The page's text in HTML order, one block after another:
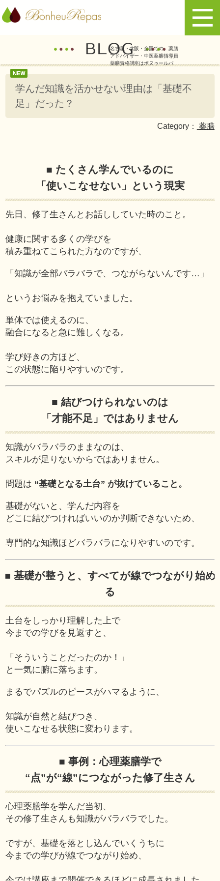
名古屋・大阪・全国での、薬膳
アドバイザー・中医薬膳指導員
薬膳資格講座はボヌゥールパ
学んだ知識を活かせない理由は「基礎不
足」だった？
Category： 薬膳
■ たくさん学んでいるのに
「使いこなせない」という現実
先日、修了生さんとお話ししていた時のこと。
健康に関する多くの学びを
積み重ねてこられた方なのですが、
「知識が全部バラバラで、つながらないんです…」
というお悩みを抱えていました。
単体では使えるのに、
融合になると急に難しくなる。
学び好きの方ほど、
この状態に陥りやすいのです。
■ 結びつけられないのは
「才能不足」ではありません
知識がバラバラのままなのは、
スキルが足りないからではありません。
問題は “基礎となる土台” が抜けていること。
基礎がないと、学んだ内容を
どこに結びつければいいのか判断できないため、
専門的な知識ほどバラバラになりやすいのです。
■ 基礎が整うと、すべてが線でつながり始め
る
土台をしっかり理解した上で
今までの学びを見返すと、
「そういうことだったのか！」
と一気に腑に落ちます。
まるでパズルのピースがハマるように、
知識が自然と結びつき、
使いこなせる状態に変わります。
■ 事例：心理薬膳学で
“点”が“線”につながった修了生さん
心理薬膳学を学んだ当初、
その修了生さんも知識がバラバラでした。
ですが、基礎を落とし込んでいくうちに
今までの学びが線でつながり始め、